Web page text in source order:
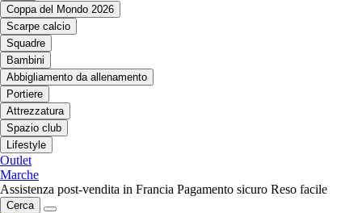
Coppa del Mondo 2026
Scarpe calcio
Squadre
Bambini
Abbigliamento da allenamento
Portiere
Attrezzatura
Spazio club
Lifestyle
Outlet
Marche
Assistenza post-vendita in Francia Pagamento sicuro Reso facile
Cerca